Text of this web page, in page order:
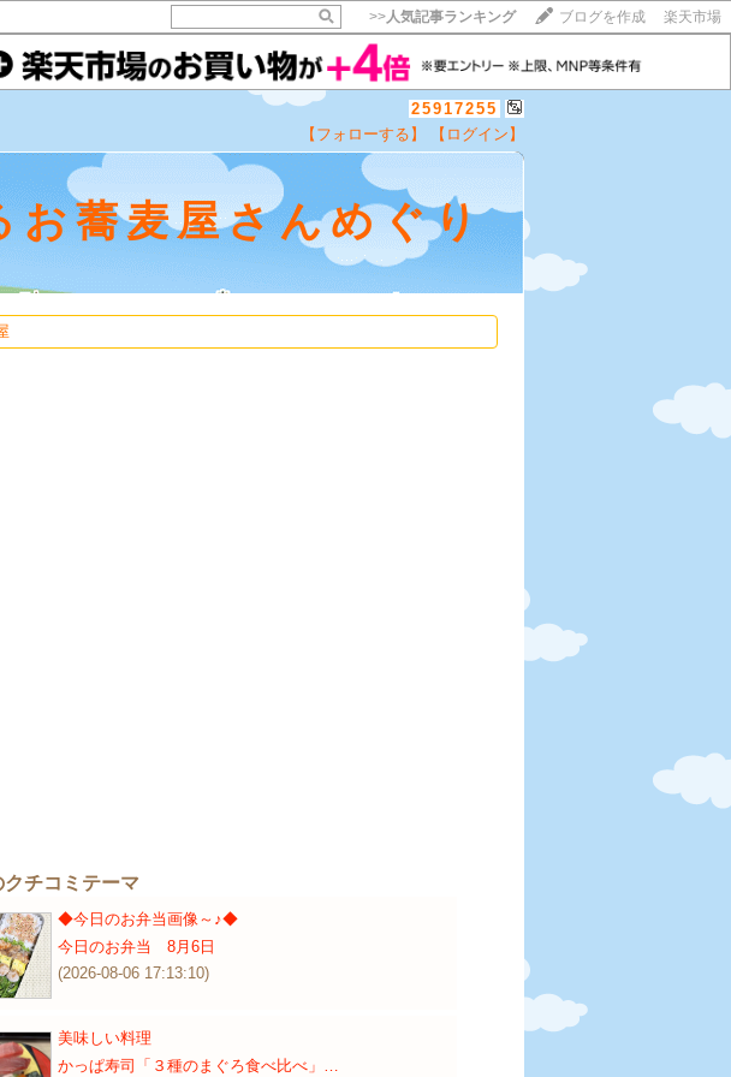
>>人気記事ランキング ブログを作成 楽天市場
25917255
【フォローする】 【ログイン】
お蕎麦屋さんめぐり
クチコミテーマ
◆今日のお弁当画像～♪◆
今日のお弁当 8月6日
(2026-08-06 17:13:10)
美味しい料理
かっぱ寿司「３種のまぐろ食べ比べ」…